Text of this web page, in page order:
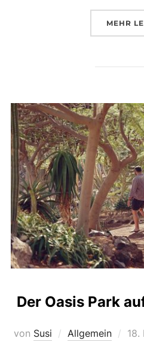
MEHR
Der Oasis Park
von Susi Allgemein 18.